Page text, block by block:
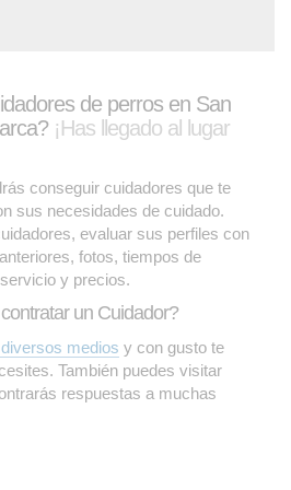
de perros en San
¡Has llegado al lugar
conseguir cuidadores que te
sus necesidades de cuidado.
evaluar sus perfiles con
fotos, tiempos de
y precios.
un Cuidador?
medios y con gusto te
También puedes visitar
respuestas a muchas